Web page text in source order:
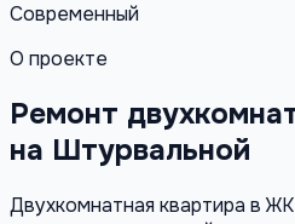
Современный
О проекте
Ремонт
на Штурвальной
Двухкомнатная квартира в